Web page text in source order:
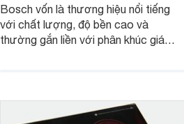
Bosch vốn là thương hiệu nổi tiếng
với chất lượng, độ bền cao và
thường gắn liền với phân khúc giá
đơn vị phân phối với mức giá khá dễ
tiếp cận, thu hút sự quan tâm của